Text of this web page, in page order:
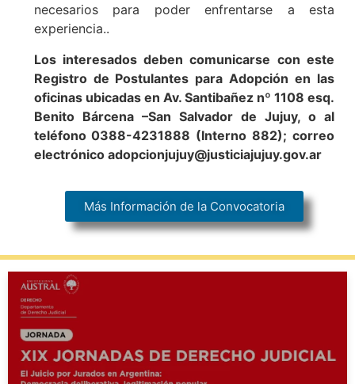
necesarios para poder enfrentarse a esta
experiencia..
Los interesados deben comunicarse con este
Registro de Postulantes para Adopción en las
oficinas ubicadas en Av. Santibañez nº 1108 esq.
Benito Bárcena –San Salvador de Jujuy, o al
teléfono 0388-4231888 (Interno 882); correo
electrónico adopcionjujuy@justiciajujuy.gov.ar
Más Información de la Convocatoria